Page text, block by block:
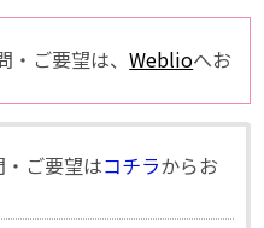
・ご要望は、Weblioへお
・ご要望はコチラからお